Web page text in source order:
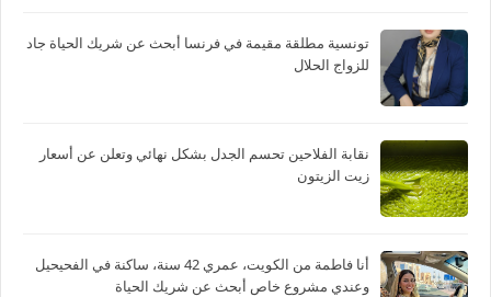
تونسية مطلقة مقيمة في فرنسا أبحث عن شريك الحياة جاد
للزواج الحلال
نقابة الفلاحين تحسم الجدل بشكل نهائي وتعلن عن أسعار
زيت الزيتون
أنا فاطمة من الكويت، عمري 42 سنة، ساكنة في الفحيحيل
وعندي مشروع خاص أبحث عن شريك الحياة